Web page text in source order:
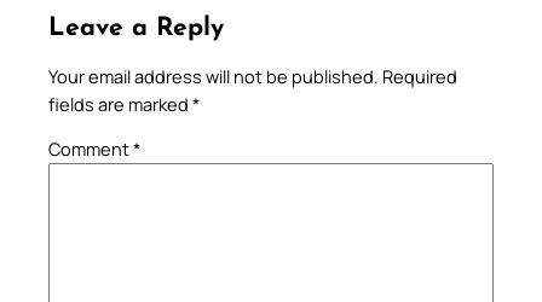
Leave a Reply
Your email address will not be published. Required
fields are marked *
Comment*